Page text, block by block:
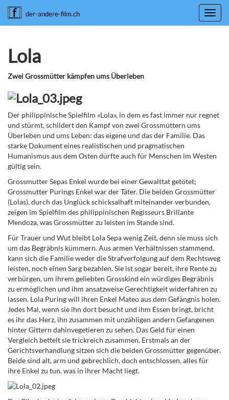
der-andere-film.ch
Lola
Zwei Grossmütter kämpfen ums Überleben
Der philippinische Spielfilm «Lola», in dem es fast immer nur regnet
und stürmt, schildert den Kampf von zwei Grossmüttern ums
Überleben und ums Leben: das eigene und das der Familie. Das
starke Dokument eines realistischen und pragmatischen
Humanismus aus dem Osten dürfte auch für Menschen im Westen
gültig sein.
Grossmutter Sepas Enkel wurde bei einer Gewalttat getötet;
Grossmutter Purings Enkel war der Täter. Die beiden Grossmütter
(Lolas), durch das Unglück schicksalhaft miteinander verbunden,
zeigen im Spielfilm des philippinischen Regisseurs Brillante
Mendoza, was Grossmütter zu leisten im Stande sind.
Für Trauer und Wut bleibt Lola Sepa wenig Zeit, denn sie muss sich
um das Begräbnis kümmern. Aus armen Verhältnissen stammend,
kann sich die Familie weder die Strafverfolgung auf dem Rechtsweg
leisten, noch einen Sarg bezahlen. Sie ist sogar bereit, ihre Rente zu
verbürgen, um ihrem geliebten Grosskind ein würdiges Begräbnis
zu ermöglichen und ihm ansatzweise Gerechtigkeit widerfahren zu
lassen. Lola Puring will ihren Enkel Mateo aus dem Gefängnis holen.
Jedes Mal, wenn sie ihn dort besucht und ihm Essen bringt, bricht
es ihr das Herz, ihn zusammen mit unzähligen andern Gefangenen
hinter Gittern dahinvegetieren zu sehen. Das Geld für einen
Vergleich bettelt sie trickreich zusammen. Erstmals an der
Gerichtsverhandlung sitzen sich die beiden Grossmütter gegenüber.
Beide sind alt, arm und gebrechlich, doch entschlossen, alles für
ihre Enkel zu tun, was in ihrer Macht liegt.